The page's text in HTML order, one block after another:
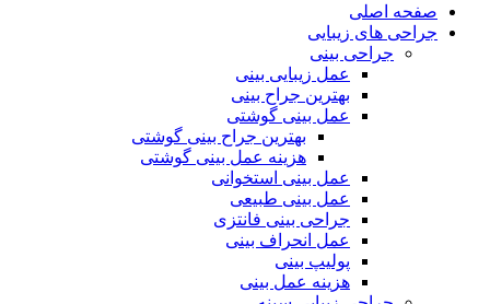
صفحه اصلی
جراحی های زیبایی
جراحی بینی
عمل زیبایی بینی
بهترین جراح بینی
عمل بینی گوشتی
بهترین جراح بینی گوشتی
هزینه عمل بینی گوشتی
عمل بینی استخوانی
عمل بینی طبیعی
جراحی بینی فانتزی
عمل انحراف بینی
پولیپ بینی
هزینه عمل بینی